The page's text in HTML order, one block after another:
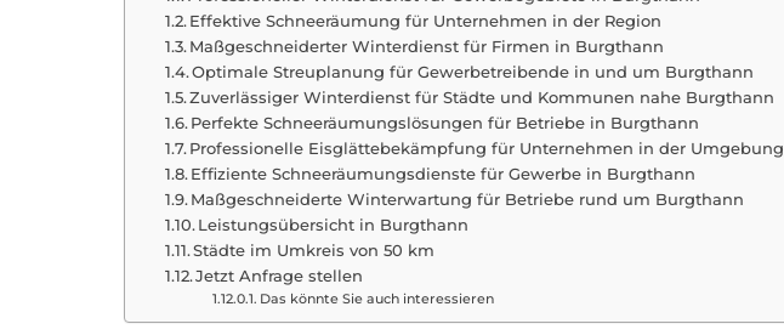
Effektive Schneeräumung für Unternehmen in der Region
Maßgeschneiderter Winterdienst für Firmen in Burgthann
Optimale Streuplanung für Gewerbetreibende in und um Burgthann
Zuverlässiger Winterdienst für Städte und Kommunen nahe Burgthann
Perfekte Schneeräumungslösungen für Betriebe in Burgthann
Professionelle Eisglättebekämpfung für Unternehmen in der Umgebung
Effiziente Schneeräumungsdienste für Gewerbe in Burgthann
Maßgeschneiderte Winterwartung für Betriebe rund um Burgthann
Leistungsübersicht in Burgthann
Städte im Umkreis von 50 km
Jetzt Anfrage stellen
Das könnte Sie auch interessieren